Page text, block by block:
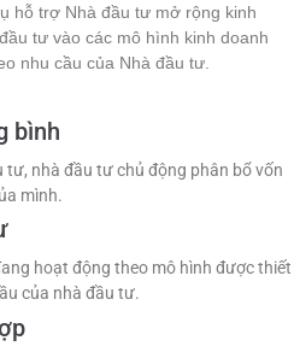
hỗ trợ Nhà đầu tư mở rộng kinh
tư vào các mô hình kinh doanh
nhu cầu của Nhà đầu tư.
bình
tư, nhà đầu tư chủ động phân bổ vốn
mình.
hoạt động theo mô hình được thiết
của nhà đầu tư.